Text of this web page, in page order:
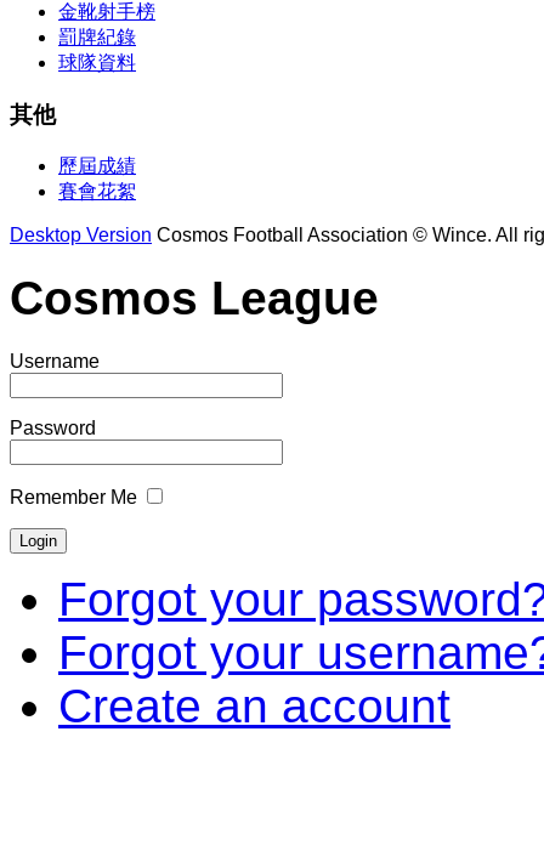
金靴射手榜
罰牌紀錄
球隊資料
其他
歷屆成績
賽會花絮
Desktop Version Cosmos Football Association © Wince. All
Cosmos League
Username
Password
Remember Me
Forgot your
Forgot your
Create an account